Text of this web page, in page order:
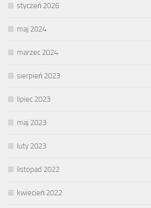
styczeń 2026
maj 2024
marzec 2024
sierpień 2023
lipiec 2023
maj 2023
luty 2023
listopad 2022
kwiecień 2022